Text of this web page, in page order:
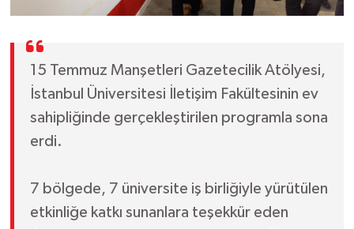
15 Temmuz Manşetleri Gazetecilik Atölyesi,
İstanbul Üniversitesi İletişim Fakültesinin ev
sahipliğinde gerçekleştirilen programla sona
erdi.
7 bölgede, 7 üniversite iş birliğiyle yürütülen
etkinliğe katkı sunanlara teşekkür eden